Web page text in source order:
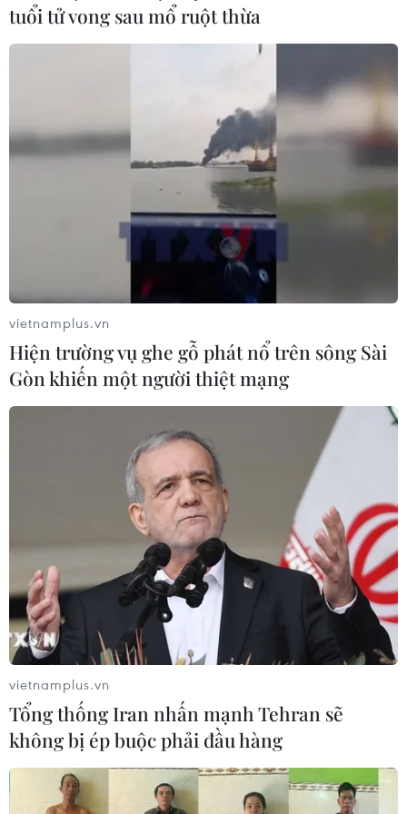
tuổi tử vong sau mổ ruột thừa
vietnamplus.vn
Hiện trường vụ ghe gỗ phát nổ trên sông Sài
Gòn khiến một người thiệt mạng
vietnamplus.vn
Tổng thống Iran nhấn mạnh Tehran sẽ
không bị ép buộc phải đầu hàng